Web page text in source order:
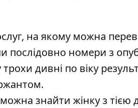
на якому можна
послідовно номери з
дивні по віку
знайти жінку з тією